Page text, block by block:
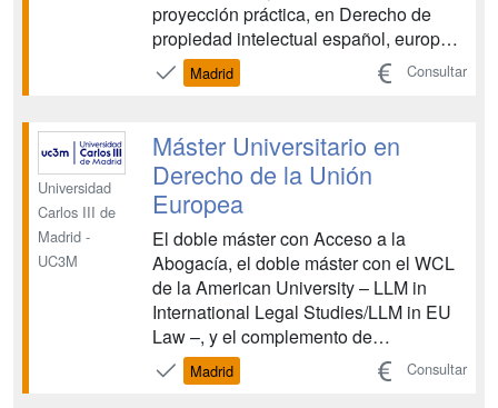
proyección práctica, en Derecho de
propiedad intelectual español, europeo
e internacional. Único Máster
especializado en propiedad intelectual
Universidades públicas españolas. Las
Nuevas Tecnologías de la inf...
Madrid Consultar
Universidad
Carlos III de
Madrid -
UC3M
Máster Universitario en
Derecho de la Unión
Europea
El doble máster con Acceso a la
Abogacía, el doble máster con el WCL
de la American University – LLM in
International Legal Studies/LLM in EU
Law –, y el complemento de
especialización con el Programa de
Derecho y Arbitraje Mercantil, Derecho
Madrid Consultar